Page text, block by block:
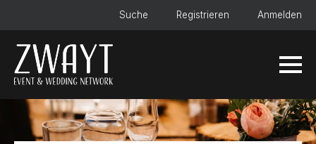
Suche Registrieren Anmelden